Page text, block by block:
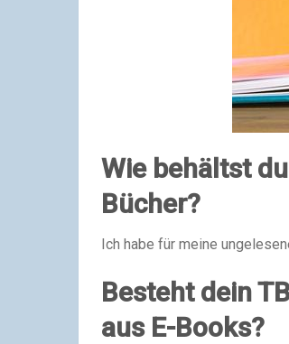
Wie behältst
Bücher?
Ich habe für meine
Besteht dein
aus E-Books?